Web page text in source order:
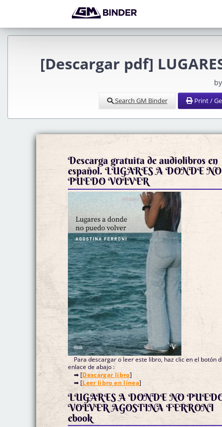
[Descargar pdf]
Search GM Binder Print /
Descarga gratuita de audiolibros en
español. LUGARES A DONDE NO
PUEDO VOLVER
Para descargar o leer este libro, haz clic en el botón
enlace de abajo :
➡ [Descargar libro]
➡ [Leer libro en línea]
LUGARES A DONDE NO
VOLVER AGOSTINA FERRONI
ebook